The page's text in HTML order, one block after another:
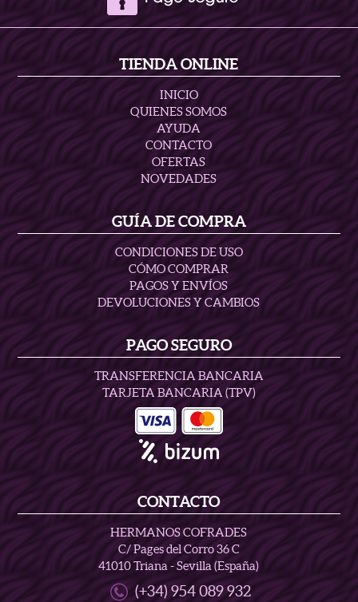
TIENDA ONLINE
INICIO
QUIENES SOMOS
AYUDA
CONTACTO
OFERTAS
NOVEDADES
GUÍA DE COMPRA
CONDICIONES DE USO
CÓMO COMPRAR
PAGOS Y ENVÍOS
DEVOLUCIONES Y CAMBIOS
PAGO SEGURO
TRANSFERENCIA BANCARIA
TARJETA BANCARIA (TPV)
CONTACTO
HERMANOS COFRADES
C/ Pages del Corro 36 C
41010 Triana - Sevilla (España)
(+34) 954 089 932